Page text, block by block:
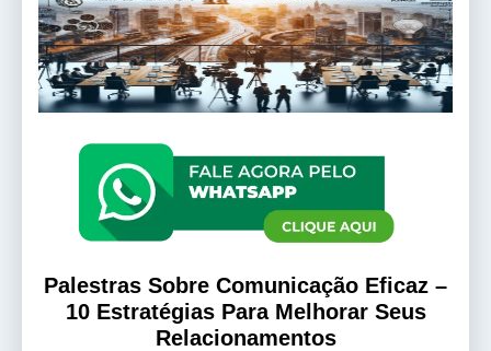
Palestras Sobre Comunicação Eficaz –
10 Estratégias Para Melhorar Seus
Relacionamentos